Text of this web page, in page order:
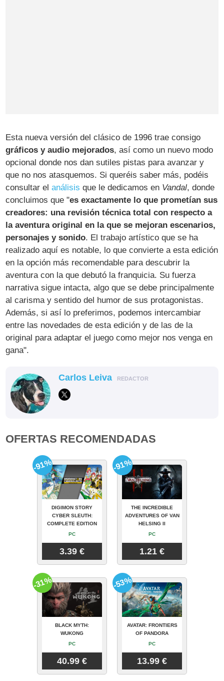
Esta nueva versión del clásico de 1996 trae consigo
gráficos y audio mejorados, así como un nuevo modo
opcional donde nos dan sutiles pistas para avanzar y
que no nos atasquemos. Si queréis saber más, podéis
consultar elanálisis que le dedicamos en Vandal, donde
concluimos que "es exactamente lo que prometían sus
creadores: una revisión técnica total con respecto a
la aventura original en la que se mejoran escenarios,
personajes y sonido. El trabajo artístico que se ha
realizado aquí es notable, lo que convierte a esta edición
en la opción más recomendable para descubrir la
aventura con la que debutó la franquicia. Su fuerza
narrativa sigue intacta, algo que se debe principalmente
al carisma y sentido del humor de sus protagonistas.
Además, si así lo preferimos, podemos intercambiar
entre las novedades de esta edición y de las de la
original para adaptar el juego como mejor nos venga en
gana".
Carlos Leiva REDACTOR
OFERTAS RECOMENDADAS
DIGIMON STORY
CYBER SLEUTH:
COMPLETE EDITION
PC
3.39 €
-91%
THE INCREDIBLE
ADVENTURES OF VAN
HELSING II
PC
1.21 €
-91%
BLACK MYTH:
WUKONG
PC
40.99 €
-31%
AVATAR: FRONTIERS
OF PANDORA
PC
13.99 €
-53%